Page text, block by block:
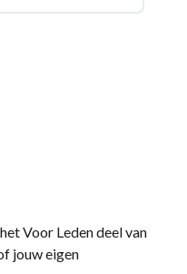
Voor Leden deel van
jouw eigen